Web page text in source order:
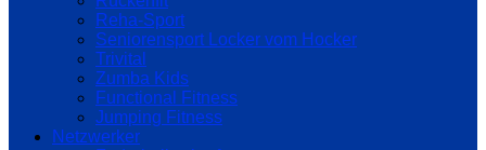
Reha-Sport
Seniorensport Locker vom Hocker
Trivital
Zumba Kids
Functional Fitness
Jumping Fitness
Netzwerker